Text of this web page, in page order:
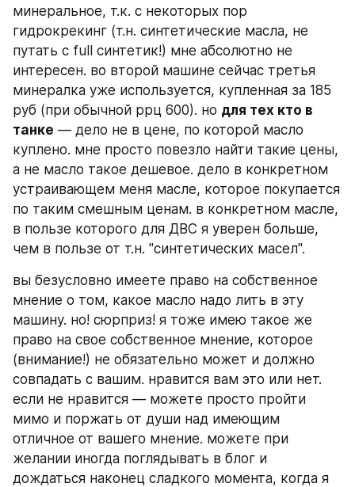
минеральное, т.к. с некоторых пор
гидрокрекинг (т.н. синтетические масла, не
путать с full синтетик!) мне абсолютно не
интересен. во второй машине сейчас третья
минералка уже используется, купленная за 185
руб (при обычной ррц 600). но для тех кто в
танке — дело не в цене, по которой масло
куплено. мне просто повезло найти такие цены,
а не масло такое дешевое. дело в конкретном
устраивающем меня масле, которое покупается
по таким смешным ценам. в конкретном масле,
в пользе которого для ДВС я уверен больше,
чем в пользе от т.н. "синтетических масел".
вы безусловно имеете право на собственное
мнение о том, какое масло надо лить в эту
машину. но! сюрприз! я тоже имею такое же
право на свое собственное мнение, которое
(внимание!) не обязательно может и должно
совпадать с вашим. нравится вам это или нет.
если не нравится — можете просто пройти
мимо и поржать от души над имеющим
отличное от вашего мнение. можете при
желании иногда поглядывать в блог и
дождаться наконец сладкого момента, когда я